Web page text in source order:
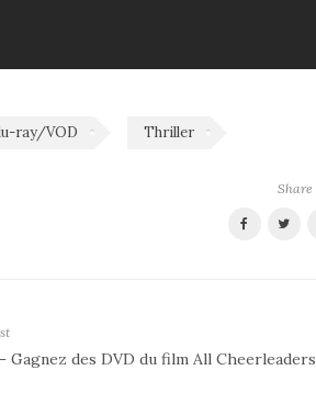
ray/VOD Thriller
Share
Gagnez des DVD du film All Cheerleaders